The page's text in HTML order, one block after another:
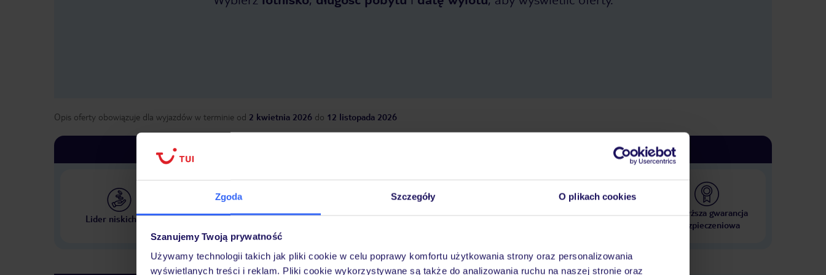
Zgoda Szczegóły O plikach cookies
Szanujemy Twoją prywatność
Używamy technologii takich jak pliki cookie w celu poprawy komfortu użytkowania strony oraz personalizowania
wyświetlanych treści i reklam. Pliki cookie wykorzystywane są także do analizowania ruchu na naszej stronie oraz
Opis oferty obowiązuje dla wyjazdów w terminie od 2 kwietnia 2026 do 12 listopada 2026
Lider niskich cen
Największe biuro podróży
30 lat w Polsce
Najwyższa gwarancja
ubezpieczeniowa